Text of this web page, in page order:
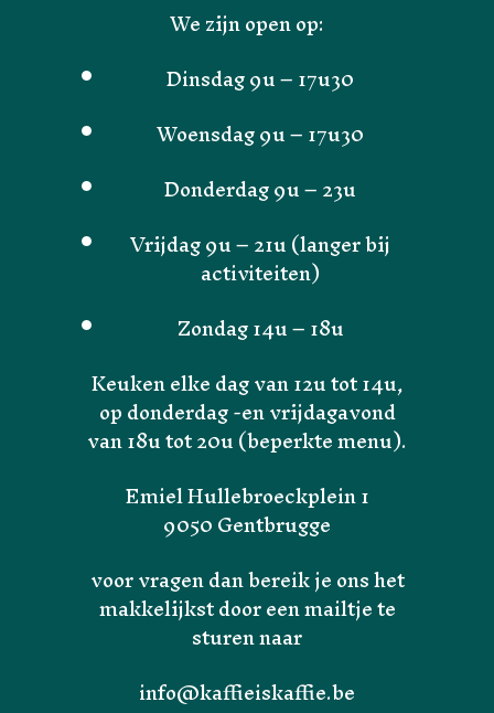
Home
We zijn open op:
Dinsdag 9u – 17u30
Woensdag 9u – 17u30
Donderdag 9u – 23u
Vrijdag 9u – 21u (langer bij
activiteiten)
Zondag 14u – 18u
Keuken elke dag van 12u tot 14u,
op donderdag -en vrijdagavond
van 18u tot 20u (beperkte menu).
Emiel Hullebroeckplein 1
9050 Gentbrugge
voor vragen dan bereik je ons het
makkelijkst door een mailtje te
sturen naar
info@kaffieiskaffie.be